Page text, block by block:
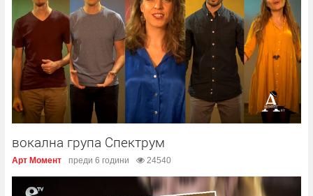
вокална група Спектрум
Арт Момент преди 6 години 24540